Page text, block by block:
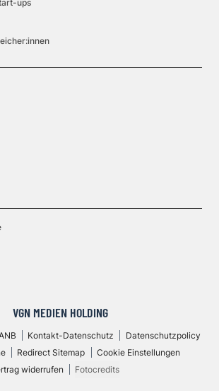
ups
VGN MEDIEN HOLDING
Kontakt-Datenschutz
Datenschutzpolicy
Redirect Sitemap
Cookie Einstellungen
widerrufen
Fotocredits